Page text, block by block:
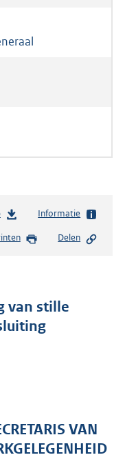
b
s
s
g
:
7
Informatie
Delen
van stille
VAN